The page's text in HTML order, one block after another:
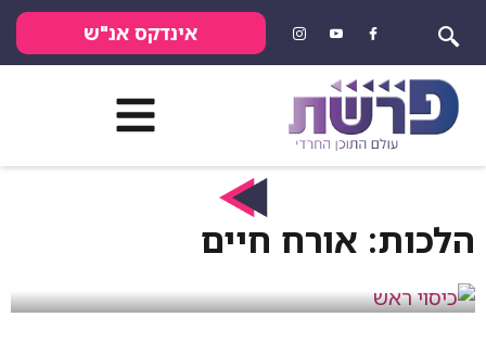
אינדקס אנ"ש
הלכות: אורח חיים